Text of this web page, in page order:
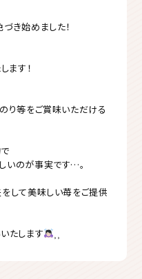
き始めました！
ます！
り等をご賞味いただける
いのが事実です…。
して美味しい苺をご提供
たします